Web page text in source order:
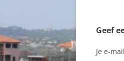
Geef
Je e-